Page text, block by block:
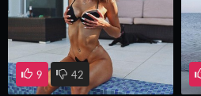
9 42